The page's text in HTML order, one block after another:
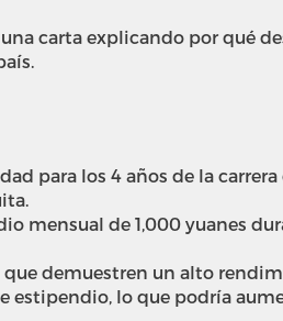
carta explicando por qué
para los 4 años de la
mensual de 1,000 yuanes
demuestren un alto
estipendio, lo que podría